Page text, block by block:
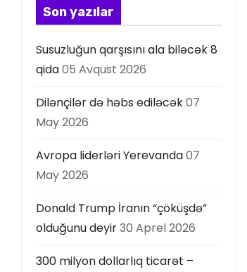
Son yazılar
Susuzluğun qarşısını ala biləcək 8
qida05 Avqust 2026
Dilənçilər də həbs ediləcək07
May 2026
Avropa liderləri Yerevanda07
May 2026
Donald Trump İranın “çöküşdə”
olduğunu deyir30 Aprel 2026
300 milyon dollarlıq ticarət –